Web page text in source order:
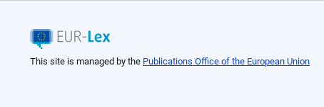
This site is managed by the Publications Office of the European Union